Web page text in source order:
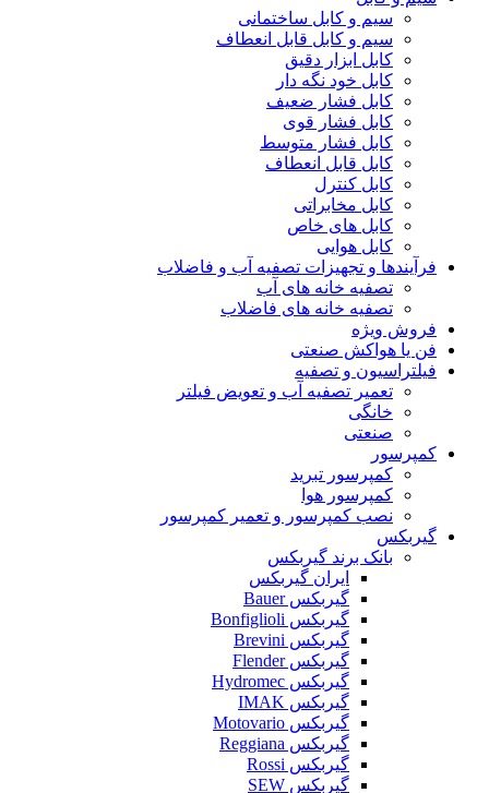
سیم و کابل ساختمانی
سیم و کابل قابل انعطاف
کابل ابزار دقیق
کابل خود نگه دار
کابل فشار ضعیف
کابل فشار قوی
کابل فشار متوسط
کابل قابل انعطاف
کابل کنترل
کابل مخابراتی
کابل های خاص
کابل هوایی
فرآیندها و تجهیزات تصفیه آب و فاضلاب
تصفیه خانه های آب
تصفیه خانه های فاضلاب
فروش ویژه
فن یا هواکش صنعتی
فیلتراسیون و تصفیه
تعمیر تصفیه آب و تعویض فیلتر
خانگی
صنعتی
کمپرسور
کمپرسور تبرید
کمپرسور هوا
نصب کمپرسور و تعمیر کمپرسور
گیربکس
بانک برند گیربکس
ایران گیربکس
گیربکس Bauer
گیربکس Bonfiglioli
گیربکس Brevini
گیربکس Flender
گیربکس Hydromec
گیربکس IMAK
گیربکس Motovario
گیربکس Reggiana
گیربکس Rossi
گیربکس SEW